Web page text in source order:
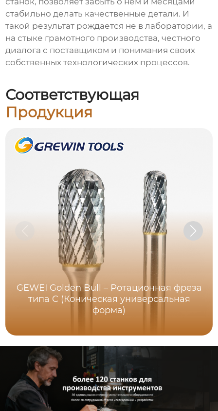
стабильно делать качественные детали. И
такой результат рождается не в лаборатории, а
на стыке грамотного производства, честного
диалога с поставщиком и понимания своих
собственных технологических процессов.
Соответствующая
Продукция
GEWEI Golden Bull – Ротационная фреза
типа C (Коническая универсальная
форма)